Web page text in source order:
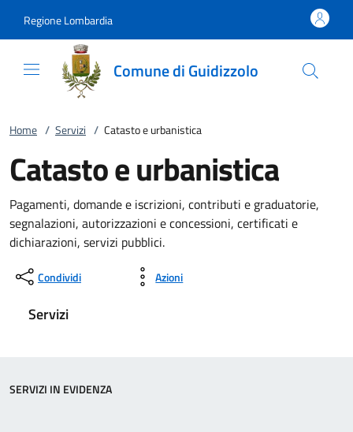
Regione Lombardia
Comune di Guidizzolo
Home / Servizi / Catasto e urbanistica
Catasto e urbanistica
Pagamenti, domande e iscrizioni, contributi e graduatorie,
segnalazioni, autorizzazioni e concessioni, certificati e
dichiarazioni, servizi pubblici.
Condividi Azioni
Servizi
SERVIZI IN EVIDENZA